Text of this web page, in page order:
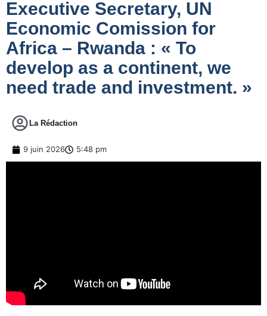
Executive Secretary, UN
Economic Comission for
Africa – Rwanda : « To
develop as a continent, we
need trade and investment. »
La Rédaction
9 juin 2026 5:48 pm